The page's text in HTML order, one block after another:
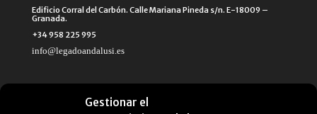
Gestionar el
Edificio Corral del Carbón. Calle Mariana Pineda s/n. E-18009 –
Granada.
+34 958 225 995
info@legadoandalusi.es